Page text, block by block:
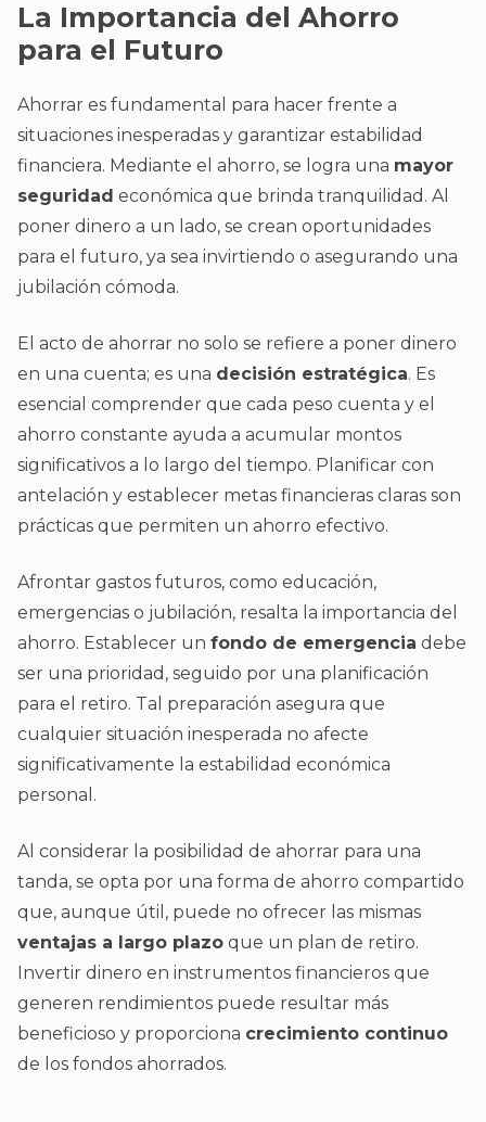
La Importancia del Ahorro
para el Futuro
Ahorrar es fundamental para hacer frente a
situaciones inesperadas y garantizar estabilidad
financiera. Mediante el ahorro, se logra una mayor
seguridad económica que brinda tranquilidad. Al
poner dinero a un lado, se crean oportunidades
para el futuro, ya sea invirtiendo o asegurando una
jubilación cómoda.
El acto de ahorrar no solo se refiere a poner dinero
en una cuenta; es una decisión estratégica. Es
esencial comprender que cada peso cuenta y el
ahorro constante ayuda a acumular montos
significativos a lo largo del tiempo. Planificar con
antelación y establecer metas financieras claras son
prácticas que permiten un ahorro efectivo.
Afrontar gastos futuros, como educación,
emergencias o jubilación, resalta la importancia del
ahorro. Establecer un fondo de emergencia debe
ser una prioridad, seguido por una planificación
para el retiro. Tal preparación asegura que
cualquier situación inesperada no afecte
significativamente la estabilidad económica
personal.
Al considerar la posibilidad de ahorrar para una
tanda, se opta por una forma de ahorro compartido
que, aunque útil, puede no ofrecer las mismas
ventajas a largo plazo que un plan de retiro.
Invertir dinero en instrumentos financieros que
generen rendimientos puede resultar más
beneficioso y proporciona crecimiento continuo
de los fondos ahorrados.